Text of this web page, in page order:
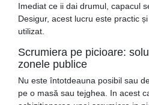
Imediat ce ii dai drumul, capacul
Desigur, acest lucru este practic
utilizat.
Scrumiera pe picioare:
zonele publice
Nu este întotdeauna posibil sau
pe o masă sau tejghea. In acest